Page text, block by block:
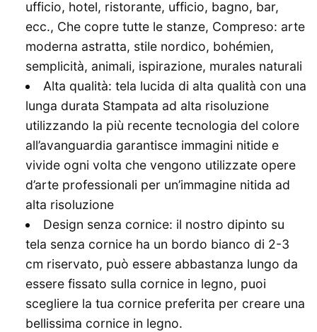
ufficio, hotel, ristorante, ufficio, bagno, bar,
ecc., Che copre tutte le stanze, Compreso: arte
moderna astratta, stile nordico, bohémien,
semplicità, animali, ispirazione, murales naturali
Alta qualità: tela lucida di alta qualità con una
lunga durata Stampata ad alta risoluzione
utilizzando la più recente tecnologia del colore
all’avanguardia garantisce immagini nitide e
vivide ogni volta che vengono utilizzate opere
d’arte professionali per un’immagine nitida ad
alta risoluzione
Design senza cornice: il nostro dipinto su
tela senza cornice ha un bordo bianco di 2-3
cm riservato, può essere abbastanza lungo da
essere fissato sulla cornice in legno, puoi
scegliere la tua cornice preferita per creare una
bellissima cornice in legno.